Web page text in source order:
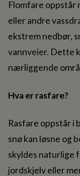
Flomfare oppstår
eller andre
ekstrem nedbør,
vannveier. Dette
nærliggende
Hva er rasfare?
Rasfare oppstår i
snø kan løsne og
skyldes naturlige
jordskjelv eller